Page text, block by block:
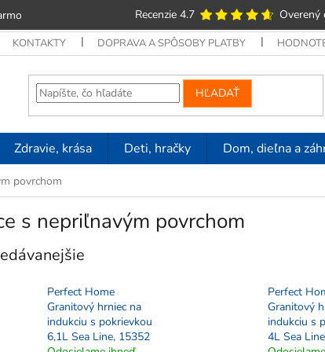
Recenzie 4.7 Overený
KONTAKTY DOPRAVA A SPÔSOBY PLATBY
HĽADAŤ
Zdravie, krása Deti, hračky Dom, dieľna a
povrchom
s nepriľnavým povrchom
Perfect Home
Granitový hrniec na
indukciu s pokrievkou
6,1L Sea Line, 15352
Perfect
Granitový
indukciu s
4L Sea